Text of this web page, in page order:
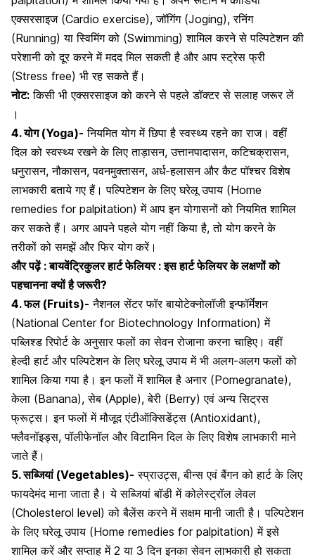
एक्सरसाइज(Cardio exercise),जॉगिंग(Joging),रनिंग
(Running) यास्विमिंगको (Swimming) शामिल करने से पल्पिटेशन की
परेशानी को दूर करने में मदद मिल सकती है और आप स्ट्रेस फ्री
(Stress free) भी रह सकते हैं।
नोट: किसी भी एक्सरसाइज को करने से पहले डॉक्टर से सलाह जरूर लें
।
4. योग (Yoga)- नियमित योग में छिपा है स्वस्थ्य रहने का राज। वहीं
दिल को स्वस्थ्य रखने के लिएताड़ासन, उत्तानपादासन, कटिचक्रासन,
धनुरासन, नौकासन, पवनमुक्तासन, अर्ध-हलासन और कैट पॉश्चर विशेष
लाभकारी बताये गए हैं। पल्पिटेशन के लिए घरेलू उपाय (Home
remedies for palpitation) में आप इन योगासनों को नियमित शामिल
कर सकते हैं। अगर आपने पहले योग नहीं किया है, तो योग करने के
तरीकों को समझें और फिर योग करें।
और पढ़ें :बायवेंट्रिकुलर हार्ट फेलियर : इस हार्ट फेलियर के लक्षणों को
पहचानना क्यों है जरूरी?
4. फल (Fruits)- नैशनल सेंटर फॉर बायोटेक्नोलॉजी इन्फॉर्मेशन
(National Center for Biotechnology Information) में
पब्लिश्ड रिपोर्ट के अनुसार फलों का सेवन रोजाना करना चाहिए। वहीं
हेल्दी हार्ट और पल्पिटेशन के लिए घरेलू उपाय में भी अलग-अलग फलों को
शामिल किया गया है। इन फलों में शामिल है अनार (Pomegranate),
केला (Banana),सेब (Apple), बेरी (Berry) एवं अन्य सिट्रस
फ्रूट्स। इन फलों में मौजूद एंटीऑक्सिडेंट्स (Antioxidant),
फ्लैवनॉइड्स, पॉलीफेनॉल और विटामिन दिल के लिए विशेष लाभकारी माने
जाते हैं।
5. सब्जियां (Vegetables)- स्प्राउट्स, बीन्स एवं बैंगन को हार्ट के लिए
फायदेमंद माना जाता है। ये सब्जियां बॉडी मेंकोलेस्ट्रॉल लेवल
(Cholesterol level) को बैलेंस करने में सक्षम मानी जाती है। पल्पिटेशन
के लिए घरेलू उपाय (Home remedies for palpitation) में इसे
शामिल करें और सप्ताह में 2 या 3 दिन इनका सेवन लाभकारी हो सकता